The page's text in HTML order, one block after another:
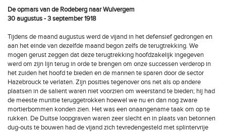
De opmars van de Rodeberg naar Wulvergem
30 augustus - 3 september 1918
Tijdens de maand augustus werd de vijand in het defensief gedrongen en
aan het einde van dezelfde maand begon zelfs de terugtrekking. We
mogen gerust zeggen dat deze terugtrekking hoofdzakelijk ingegeven
werd om zijn lijn terug in orde te brengen om onze successen verderop in
het zuiden het hoofd te bieden en de mannen te sparen door de sector
Hazebrouck te verlaten. Zijn posities tegenover ons net als op andere
plaatsen in de salient waren niet voorzien om weerstand te bieden; hij had
de meeste munitie teruggetrokken hoewel we nu en dan nog zware
mortierbommen konden zien. Het was een onaangename taak om op te
rukken. De Duitse loopgraven waren zeer slecht en in plaats van betonnen
dug-outs te bouwen had de vijand zich tevredengesteld met splintervrije